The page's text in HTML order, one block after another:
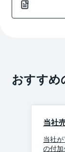
おすすめ
当社
当社
の付